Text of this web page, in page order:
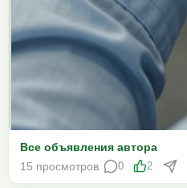
Все объявления автора
15 просмотров
0 2